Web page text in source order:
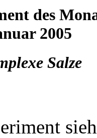
des
2005
Salze